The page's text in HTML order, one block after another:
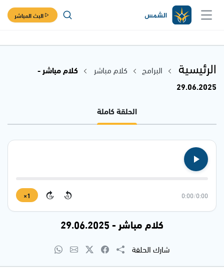
البث المباشر
الرئيسية البرامج كلام مباشر
كلام مباشر -
29.06.2025
الحلقة كاملة
0:00
/
0:00
15
15
1×
كلام مباشر - 29.06.2025
شارك الحلقة